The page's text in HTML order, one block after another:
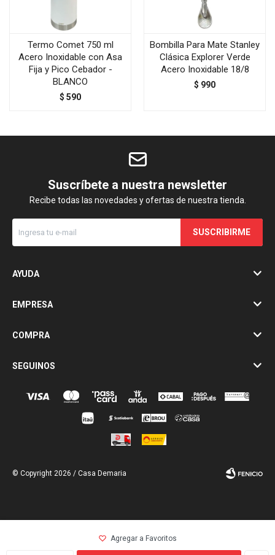
Termo Comet 750 ml
Acero Inoxidable con Asa
Fija y Pico Cebador -
BLANCO
$ 590
Bombilla Para Mate Stanley
Clásica Explorer Verde
Acero Inoxidable 18/8
$ 990
Suscríbete a nuestra newsletter
Recibe todas las novedades y ofertas de nuestra tienda.
SUSCRIBIRME
AYUDA
EMPRESA
COMPRA
SEGUINOS
© Copyright 2026 / Casa Demaria